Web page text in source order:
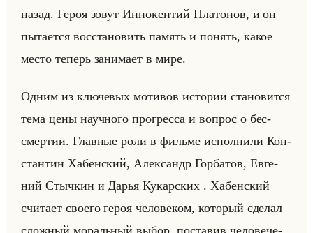
назад. Героя зовут Ин­но­кен­тий Пла­то­нов, и он
пы­та­ет­ся вос­ста­но­вить па­мять и по­нять, какое
место те­перь за­ни­ма­ет в мире.
Одним из клю­че­вых мо­ти­вов ис­то­рии ста­но­вит­ся
тема цены на­уч­но­го про­грес­са и во­прос о бес­
смер­тии. Глав­ные роли в фильме ис­пол­ни­ли Кон­
стан­тин Ха­бен­ский, Алек­сандр Гор­ба­тов, Ев­ге­
ний Стыч­кин и Дарья Ку­кар­ских . Ха­бен­ский
счи­та­ет сво­его героя че­ло­ве­ком, ко­то­рый сде­лал